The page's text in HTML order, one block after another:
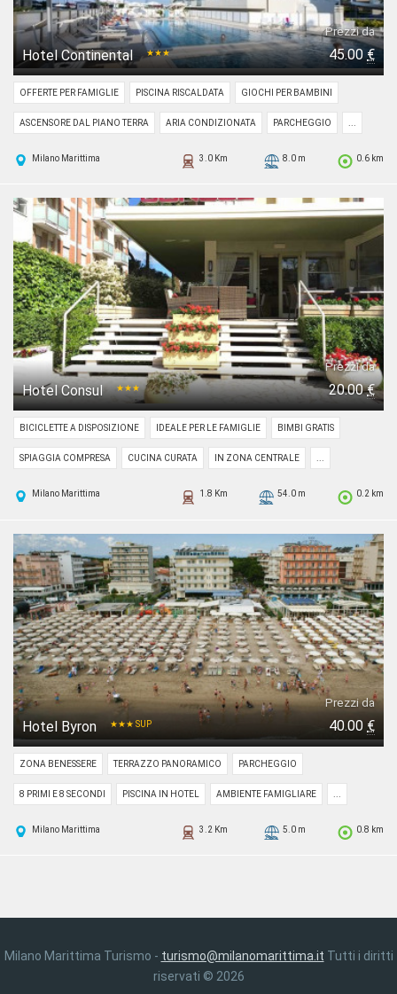
Hotel Continental ★★★
Prezzi da
45.00 €
OFFERTE PER FAMIGLIE PISCINA RISCALDATA GIOCHI PER BAMBINI
ASCENSORE DAL PIANO TERRA ARIA CONDIZIONATA PARCHEGGIO
Milano Marittima 0.6 km
8.0 m
3.0 Km
Hotel Consul ★★★
Prezzi da
20.00€
BICICLETTE A DISPOSIZIONE IDEALE PER LE FAMIGLIE BIMBI GRATIS
SPIAGGIA COMPRESA CUCINA CURATA IN ZONA CENTRALE ...
Milano Marittima 0.2 km
54.0 m
1.8 Km
Hotel Byron ★★★ SUP
Prezzi da
40.00 €
ZONA BENESSERE TERRAZZO PANORAMICO PARCHEGGIO
8 PRIMI E 8 SECONDI PISCINA IN HOTEL AMBIENTE FAMIGLIARE
Milano Marittima 0.8 km
5.0 m
3.2 Km
Milano Marittima Turismo - turismo@milanomarittima.it Tutti i diritti
riservati © 2026